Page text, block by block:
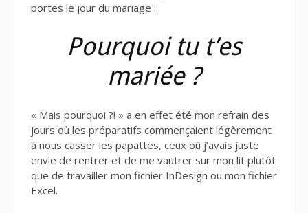
portes le jour du mariage :
Pourquoi tu t’es
mariée ?
« Mais pourquoi ?! » a en effet été mon refrain des
jours où les préparatifs commençaient légèrement
à nous casser les papattes, ceux où j’avais juste
envie de rentrer et de me vautrer sur mon lit plutôt
que de travailler mon fichier InDesign ou mon fichier
Excel.